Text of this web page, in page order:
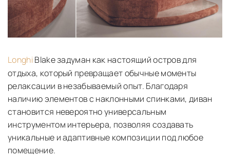
LonghiBlake задуман как настоящий остров для
отдыха, который превращает обычные моменты
релаксации в незабываемый опыт. Благодаря
наличию элементов с наклонными спинками, диван
становится невероятно универсальным
инструментом интерьера, позволяя создавать
уникальные и адаптивные композиции под любое
помещение.